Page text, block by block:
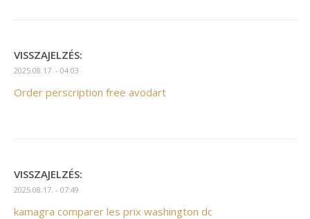
VISSZAJELZÉS:
2025.08.17. - 04:03
Order perscription free avodart
VISSZAJELZÉS:
2025.08.17. - 07:49
kamagra comparer les prix washington dc